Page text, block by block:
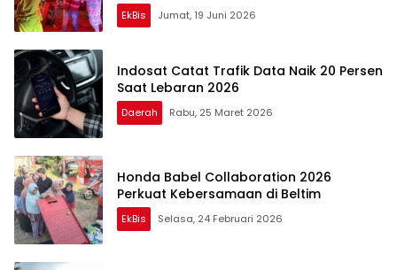
EkBis Jumat, 19 Juni 2026
Indosat Catat Trafik Data Naik 20 Persen
Saat Lebaran 2026
Daerah Rabu, 25 Maret 2026
Honda Babel Collaboration 2026
Perkuat Kebersamaan di Beltim
EkBis Selasa, 24 Februari 2026